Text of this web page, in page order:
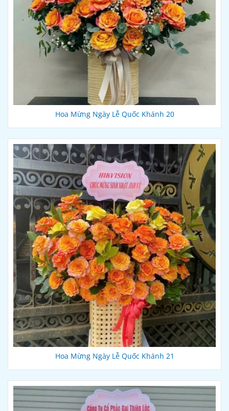
Hoa Mừng Ngày Lễ Quốc Khánh 20
Hoa Mừng Ngày Lễ Quốc Khánh 21